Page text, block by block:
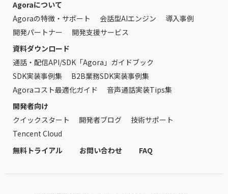
Agoraについて
Agoraの特徴・サポート
会話型AIエンジン
導入事例
開発パートナー
開発支援サービス
資料ダウンロード
通話・配信API/SDK「Agora」ガイドブック
SDK実装事例集
B2B業務SDK実装事例集
Agoraコスト最適化ガイド
音声通話実装Tips集
開発者向け
クイックスタート
開発者ブログ
技術サポート
Tencent Cloud
無料トライアル
お問い合わせ FAQ